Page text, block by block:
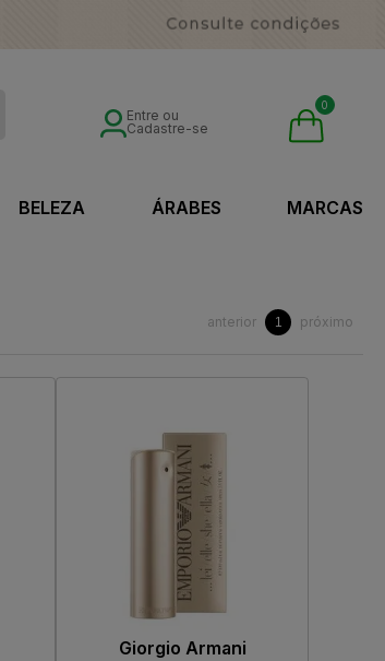
Entre ou
Cadastre-se
0
BELEZA ÁRABES MARCAS
anterior 1 próximo
Giorgio Armani